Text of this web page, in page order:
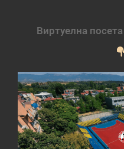
Виртуелна